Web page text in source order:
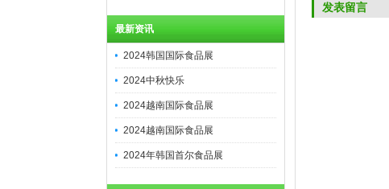
最新资讯
2024韩国国际食品展
2024中秋快乐
2024越南国际食品展
2024越南国际食品展
2024年韩国首尔食品展
发表留言